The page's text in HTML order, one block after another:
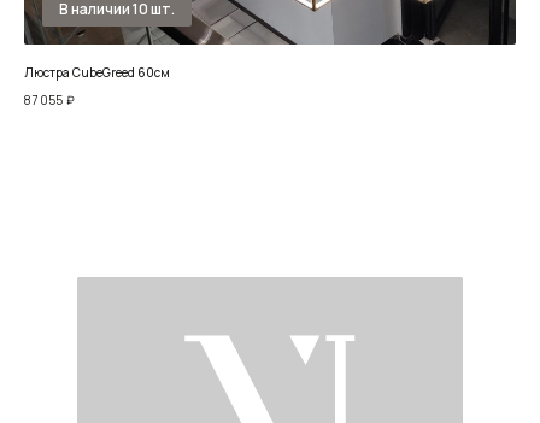
Люстра CubeGreed 60см
87 055 ₽